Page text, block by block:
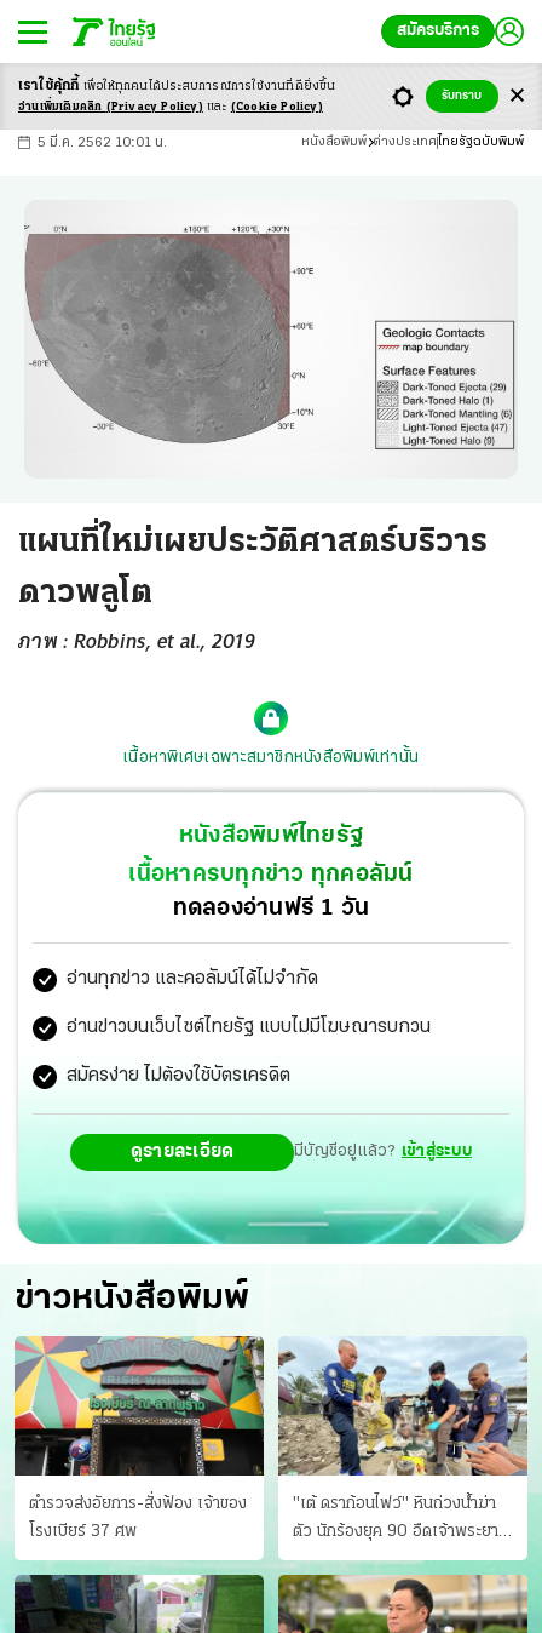
สมัครบริการ
-ก ก ก+
5 มี.ค. 2562 10:01 น. หนังสือพิมพ์ ต่างประเทศ ไทยรัฐฉบับพิมพ์
แผนที่ใหม่เผยประวัติศาสตร์บริวาร
ดาวพลูโต
ภาพ : Robbins, et al., 2019
เนื้อหาพิเศษเฉพาะสมาชิกหนังสือพิมพ์เท่านั้น
หนังสือพิมพ์ไทยรัฐ
เนื้อหาครบทุกข่าว ทุกคอลัมน์
ทดลองอ่านฟรี 1 วัน
อ่านทุกข่าว และคอลัมน์ได้ไม่จำกัด
อ่านข่าวบนเว็บไซต์ไทยรัฐ แบบไม่มีโฆษณารบกวน
สมัครง่าย ไม่ต้องใช้บัตรเครดิต
ดูรายละเอียด มีบัญชีอยู่แล้ว? เข้าสู่ระบบ
ข่าวหนังสือพิมพ์
ตำรวจส่งอัยการ-สั่งฟ้อง เจ้าของ
โรงเบียร์ 37 ศพ
"เต้ ดราก้อนไฟว์" หินถ่วงน้ำฆ่า
ตัว นักร้องยุค 90 อืดเจ้าพระยา
แฟนหาตัววุ่น เครียดธุรกิจ!
เราใช้คุ้กกี้ เพื่อให้ทุกคนได้ประสบการณ์การใช้งานที่ดียิ่งขึ้น
อ่านเพิ่มเติมคลิก (Privacy Policy) และ (Cookie Policy)
รับทราบ